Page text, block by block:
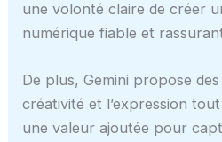
une volonté claire de créer
numérique fiable et
De plus, Gemini propose
créativité et l’expression
une valeur ajoutée pour